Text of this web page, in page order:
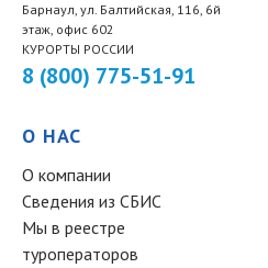
Барнаул, ул. Балтийская, 116, 6й
этаж, офис 602
КУРОРТЫ РОССИИ
8 (800) 775-51-91
О НАС
О компании
Сведения из СБИС
Мы в реестре
туроператоров